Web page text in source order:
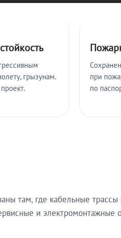
грызунам.
при
по
там, где кабельные
и электромонтажные